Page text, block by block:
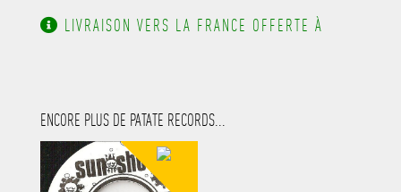
LIVRAISON VERS LA FRANCE OFFERTE À
ENCORE PLUS DE PATATE RECORDS...